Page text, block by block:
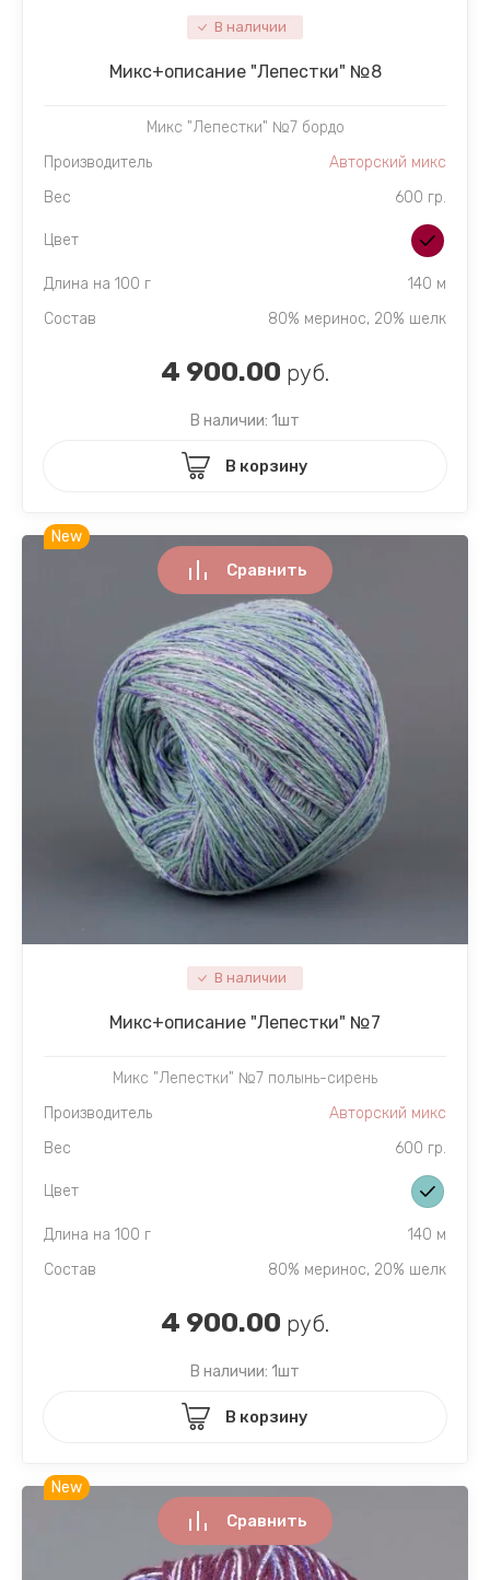
В наличии
Микc+описание "Лепестки" №8
Микс "Лепестки" №7 бордо
Производитель
Авторский микс
Вес
600 гр.
Цвет
Длина на 100 г
140 м
Состав
80% меринос, 20% шелк
4 900.00 руб.
В наличии: 1шт
В корзину
New
В наличии
Микc+описание "Лепестки" №7
Микс "Лепестки" №7 полынь-сирень
Производитель
Авторский микс
Вес
600 гр.
Цвет
Длина на 100 г
140 м
Состав
80% меринос, 20% шелк
Сравнить
4 900.00 руб.
В наличии: 1шт
В корзину
New
Сравнить